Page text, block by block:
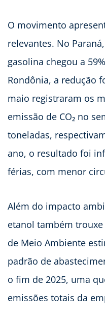
O movimento
relevantes. No
gasolina chegou a
Rondônia, a redução
maio registraram os
emissão de CO₂ no
toneladas,
ano, o resultado foi
férias, com menor
Além do impacto
etanol também
de Meio Ambiente
padrão de
o fim de 2025, uma
emissões totais da